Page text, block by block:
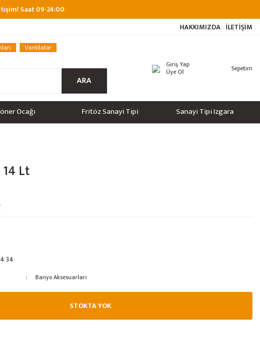
Saat 09-24:00
HAKKIMIZDA İLETİŞİM
Vantilatör
ARA
Giriş Yap
Üye Ol Sepetim
Ocağı Fritöz Sanayi Tipi Sanayi Tipi Izgara
Lt
34
Banyo Aksesuarları
STOKTA YOK